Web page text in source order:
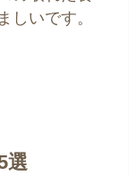
しいです。
選